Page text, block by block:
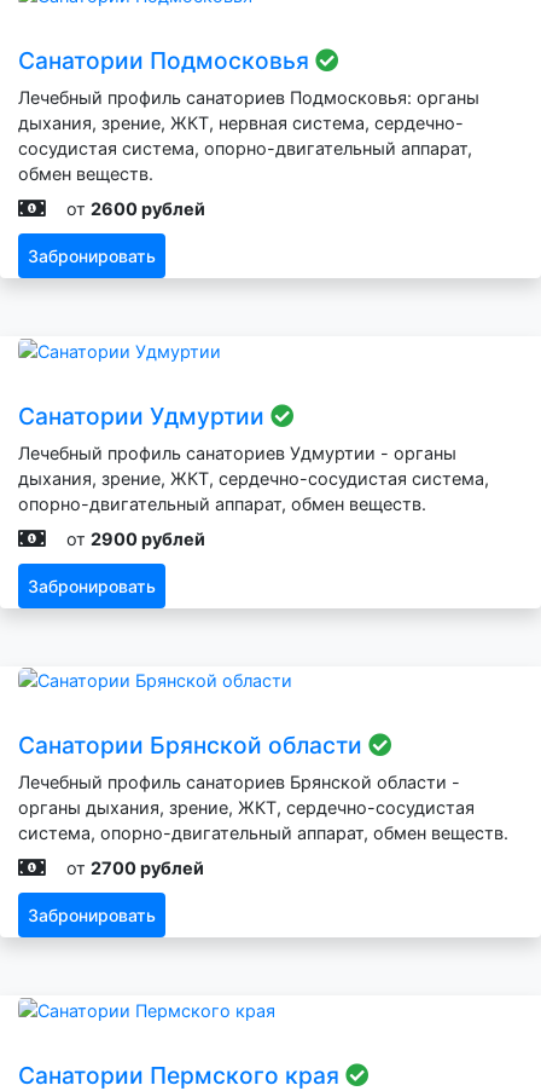
Санатории Подмосковья
Лечебный профиль санаториев Подмосковья: органы
дыхания, зрение, ЖКТ, нервная система, сердечно-
сосудистая система, опорно-двигательный аппарат,
обмен веществ.
от 2600 рублей
Забронировать
Санатории Удмуртии
Лечебный профиль санаториев Удмуртии - органы
дыхания, зрение, ЖКТ, сердечно-сосудистая система,
опорно-двигательный аппарат, обмен веществ.
от 2900 рублей
Забронировать
Санатории Брянской области
Лечебный профиль санаториев Брянской области -
органы дыхания, зрение, ЖКТ, сердечно-сосудистая
система, опорно-двигательный аппарат, обмен веществ.
от 2700 рублей
Забронировать
Санатории Пермского края